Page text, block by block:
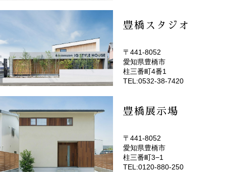
豊橋スタジオ
(EMOTOP豊橋)
〒441-8052
愛知県豊橋市
柱三番町4番1
TEL:0532-38-7420
豊橋展示場
〒441-8052
愛知県豊橋市
柱三番町3−1
TEL:0120-880-250